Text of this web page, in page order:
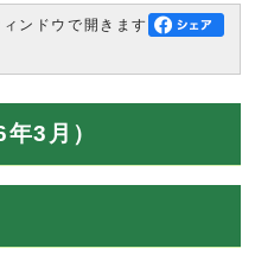
ンドウで開きます
3月）